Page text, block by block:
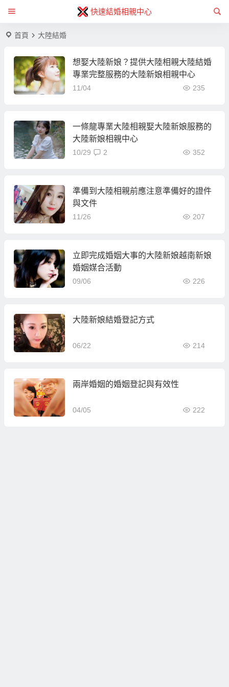
快速結婚相親中心
首頁 大陸結婚
想娶大陸新娘？提供大陸相親大陸結婚
專業完整服務的大陸新娘相親中心
11/04 235
一條龍專業大陸相親娶大陸新娘服務的
大陸新娘相親中心
10/29 352
2
準備到大陸相親前應注意準備好的證件
與文件
11/26 207
立即完成婚姻大事的大陸新娘越南新娘
婚姻媒合活動
09/06 226
大陸新娘結婚登記方式
06/22 214
兩岸婚姻的婚姻登記與有效性
04/05 222